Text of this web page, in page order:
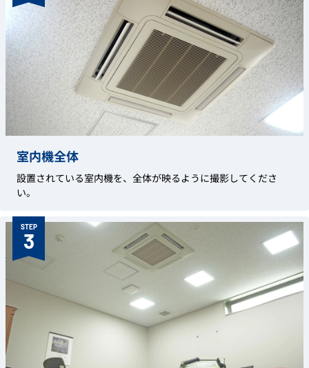
室内機全体
設置されている室内機を、全体が映るように撮影してくださ
い。
STEP
3